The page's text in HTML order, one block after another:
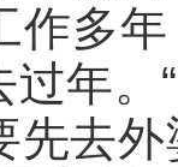
作多
年
先去